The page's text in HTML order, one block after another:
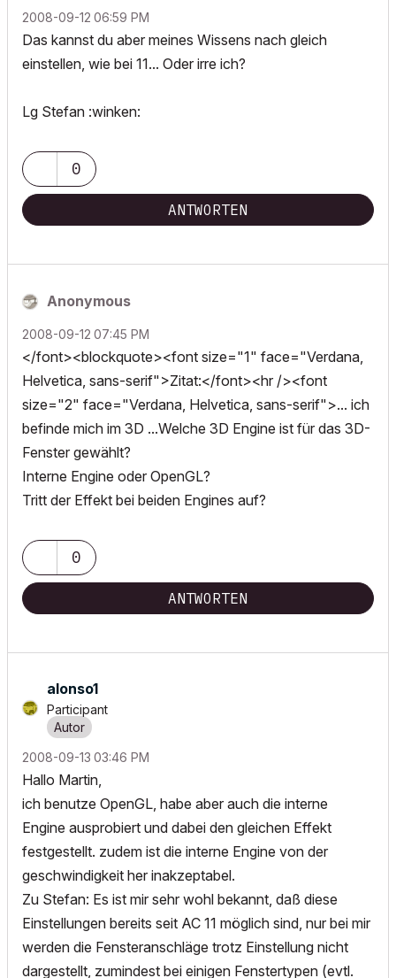
‎2008-09-12 06:59 PM
Das kannst du aber meines Wissens nach gleich
einstellen, wie bei 11... Oder irre ich?
Lg Stefan :winken:
0
ANTWORTEN
Anonymous
‎2008-09-12 07:45 PM
</font><blockquote><font size="1" face="Verdana,
Helvetica, sans-serif">Zitat:</font><hr /><font
size="2" face="Verdana, Helvetica, sans-serif">... ich
befinde mich im 3D ...Welche 3D Engine ist für das 3D-
Fenster gewählt?
Interne Engine oder OpenGL?
Tritt der Effekt bei beiden Engines auf?
0
ANTWORTEN
alonso1
Participant
‎2008-09-13 03:46 PM
Hallo Martin,
ich benutze OpenGL, habe aber auch die interne
Engine ausprobiert und dabei den gleichen Effekt
festgestellt. zudem ist die interne Engine von der
geschwindigkeit her inakzeptabel.
Zu Stefan: Es ist mir sehr wohl bekannt, daß diese
Einstellungen bereits seit AC 11 möglich sind, nur bei mir
werden die Fensteranschläge trotz Einstellung nicht
dargestellt, zumindest bei einigen Fenstertypen (evtl.